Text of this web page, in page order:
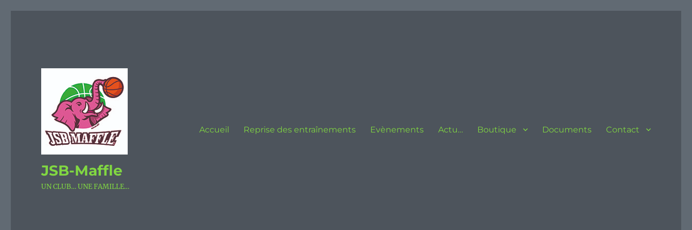
JSB-Maffle
UN CLUB… UNE FAMILLE…
Accueil Reprise des entraînements Evènements Actu… Boutique Documents Contact